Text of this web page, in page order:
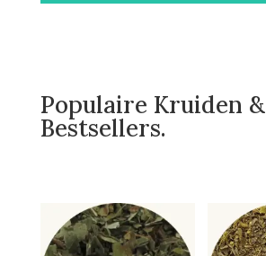
Populaire Kruiden &
Bestsellers.